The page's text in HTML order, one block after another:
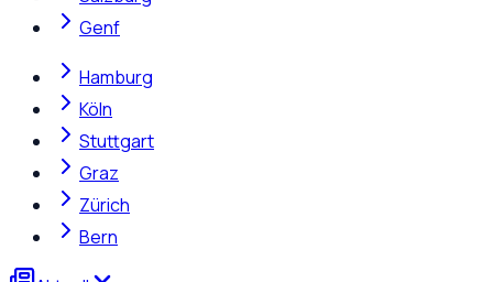
Genf
Hamburg
Köln
Stuttgart
Graz
Zürich
Bern